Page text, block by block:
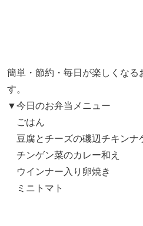
簡単・節約・毎日が楽しくなる
す。
▼今日のお弁当メニュー
ごはん
豆腐とチーズの磯辺チキンナ
チンゲン菜のカレー和え
ウインナー入り卵焼き
ミニトマト